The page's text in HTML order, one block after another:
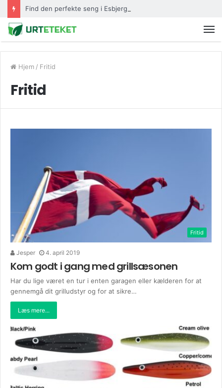
Find den perfekte seng i Esbjerg
Hjem / Fritid
Fritid
Fritid
Jesper 4. april 2019
Kom godt i gang med grillsæsonen
Har du lige været en tur i enten garagen eller kælderen for at
gennemgå dit grilludstyr og for at sikre…
Læs mere...